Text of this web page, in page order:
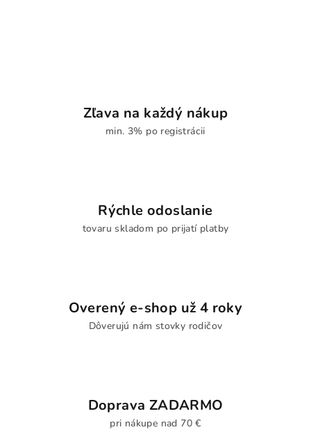
Zľava na každý nákup
min. 3% po registrácii
Rýchle odoslanie
tovaru skladom po prijatí platby
Overený e-shop už 4 roky
Dôverujú nám stovky rodičov
Doprava ZADARMO
pri nákupe nad 70 €